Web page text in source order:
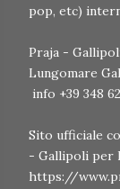
pop, etc)
Praja -
Lungomare
info +39 348
Sito ufficiale
- Gallipoli per
https://